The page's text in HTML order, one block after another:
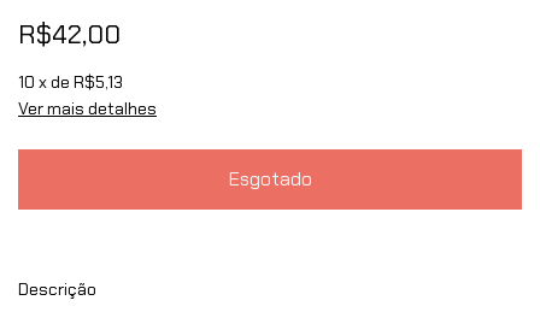
R$42,00
10 x de R$5,13
Ver mais detalhes
Descrição